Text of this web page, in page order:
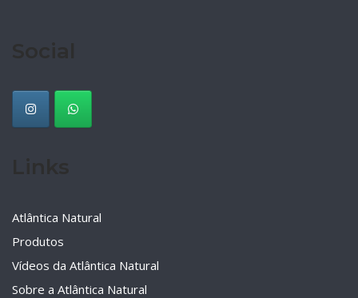
Atlântica Natural
Produtos
Vídeos da Atlântica Natural
Sobre a Atlântica Natural